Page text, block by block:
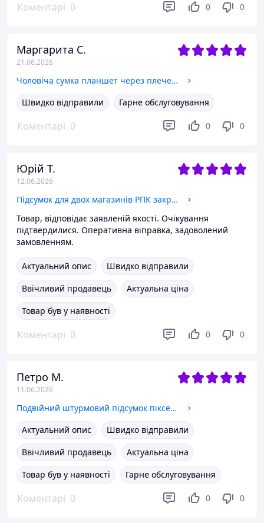
Коментарі 0 0 0
Маргарита С.
21.06.2026
Чоловіча сумка планшет через плече 23х26х6, шкіряна барсетка Tiding Bag SK A75-181 чорна
Швидко відправили
Гарне обслуговування
Коментарі 0 0 0
Юрій Т.
12.06.2026
Підсумок для двох магазинів РПК закритого типу (на фастексі) Піксель
Товар, відповідає заявленій якості. Очікування
підтвердилися. Оперативна віправка, задоволений
замовленням.
Актуальний опис
Швидко відправили
Ввічливий продавець
Актуальна ціна
Товар був у наявності
Коментарі 0 0 0
Петро М.
11.06.2026
Подвійний штурмовий підсумок піксель для магазинів АК на кнопках (з пластиковими вставками)
Актуальний опис
Швидко відправили
Ввічливий продавець
Актуальна ціна
Товар був у наявності
Гарне обслуговування
Коментарі 0 0 0